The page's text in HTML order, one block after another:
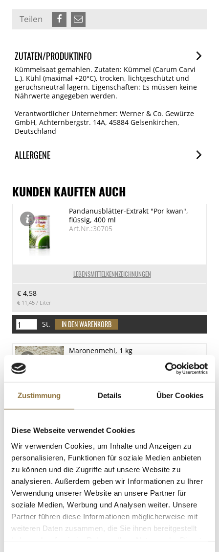
Zustimmung Details Über Cookies
Diese Webseite verwendet Cookies
Wir verwenden Cookies, um Inhalte und Anzeigen zu
personalisieren, Funktionen für soziale Medien anbieten
zu können und die Zugriffe auf unsere Website zu
analysieren. Außerdem geben wir Informationen zu Ihrer
Verwendung unserer Website an unsere Partner für
soziale Medien, Werbung und Analysen weiter. Unsere
Partner führen diese Informationen möglicherweise mit
weiteren Daten zusammen, die Sie ihnen bereitgestellt
Teilen
ZUTATEN/PRODUKTINFO
Kümmelsaat gemahlen. Zutaten: Kümmel (Carum Carvi
L.). Kühl (maximal +20°C), trocken, lichtgeschützt und
geruchsneutral lagern. Eigenschaften: Es müssen keine
Nährwerte angegeben werden.
Verantwortlicher Unternehmer: Werner & Co. Gewürze
GmbH, Achternbergstr. 14A, 45884 Gelsenkirchen,
Deutschland
ALLERGENE
Spuren / Enthalten
Glutenhaltige Getreide
Spuren
Eier
Spuren
Schalenfrüchte
Spuren
(Knollen-)Sellerie
Spuren
Senf
Spuren
Sesamsamen
Spuren
SO2/Sulfite
Spuren
KUNDEN KAUFTEN AUCH
LEBENSMITTELKENNZEICHNUNGEN
Pandanusblätter-Extrakt "Por kwan",
flüssig, 400 ml
Art.Nr.:30705
€ 4,58
€ 11,45 / Liter
St.
Maronenmehl, 1 kg
€ 22,95
St.
VULCANO Vulcanossi Paprika (würzig-
scharf), Mini Salamis, 85 g
Art.Nr.:56950